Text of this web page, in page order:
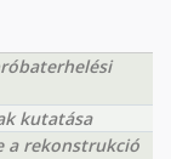
kutatása
a rekonstrukció